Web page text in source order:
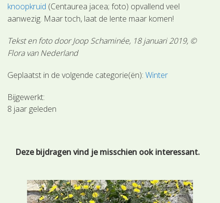
knoopkruid (Centaurea jacea; foto) opvallend veel
aanwezig. Maar toch, laat de lente maar komen!
Tekst en foto door Joop Schaminée, 18 januari 2019, ©
Flora van Nederland
Geplaatst in de volgende categorie(ën):Winter
Bijgewerkt:
8 jaar geleden
Deze bijdragen vind je misschien ook interessant.